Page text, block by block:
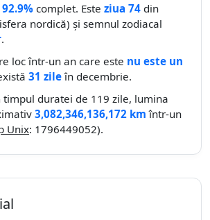
92.9% complet. Este ziua 74 din
nordică) și semnul zodiacal
.
loc într-un an care este nu este un
31 zileîn decembrie.
timpul duratei de 119 zile, lumina
3,082,346,136,172 km într-un
Unix: 1796449052).